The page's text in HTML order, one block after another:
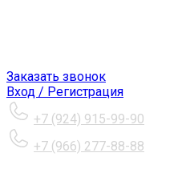
Заказать звонок
Вход / Регистрация
+7 (924) 915-99-90
+7 (966) 277-88-88